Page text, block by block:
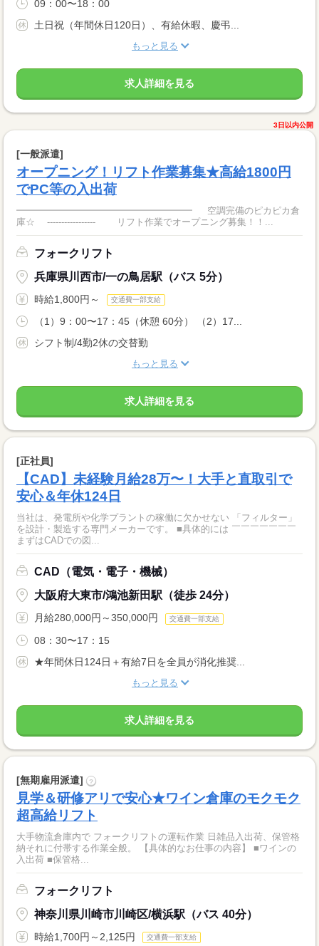
09：00〜18：00
土日祝（年間休日120日）、有給休暇、慶弔...
もっと見る
求人詳細を見る
3日以内公開
[一般派遣]
オープニング！リフト作業募集★高給1800円
でPC等の入出荷
━━━━━━━━━━━━━━━━━━━ 空調完備のピカピカ倉
庫☆ ‐‐‐‐‐‐‐‐‐‐‐‐‐‐‐‐‐ リフト作業でオープニング募集！！...
フォークリフト
兵庫県川西市/一の鳥居駅（バス 5分）
時給1,800円～ 交通費一部支給
（1）9：00〜17：45（休憩 60分） （2）17...
シフト制/4勤2休の交替勤
もっと見る
求人詳細を見る
[正社員]
【CAD】未経験月給28万〜！大手と直取引で
安心＆年休124日
当社は、発電所や化学プラントの稼働に欠かせない 「フィルター」
を設計・製造する専門メーカーです。 ■具体的には ￣￣￣￣￣￣￣
まずはCADでの図...
CAD（電気・電子・機械）
大阪府大東市/鴻池新田駅（徒歩 24分）
月給280,000円～350,000円 交通費一部支給
08：30〜17：15
★年間休日124日＋有給7日を全員が消化推奨...
もっと見る
求人詳細を見る
[無期雇用派遣] ?
見学＆研修アリで安心★ワイン倉庫のモクモク
超高給リフト
大手物流倉庫内で フォークリフトの運転作業 日雑品入出荷、保管格
納それに付帯する作業全般。 【具体的なお仕事の内容】 ■ワインの
入出荷 ■保管格...
フォークリフト
神奈川県川崎市川崎区/横浜駅（バス 40分）
時給1,700円～2,125円 交通費一部支給